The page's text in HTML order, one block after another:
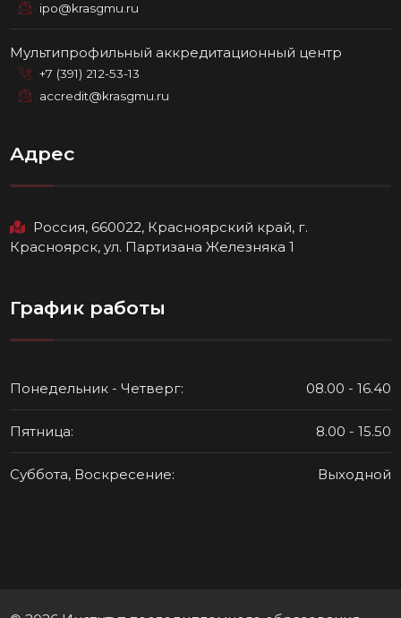
ipo@krasgmu.ru
Мультипрофильный аккредитационный центр
+7 (391) 212-53-13
accredit@krasgmu.ru
Адрес
Россия, 660022, Красноярский край, г.
Красноярск, ул. Партизана Железняка 1
График работы
Понедельник - Четверг: 08.00 - 16.40
Пятница: 8.00 - 15.50
Суббота, Воскресение: Выходной